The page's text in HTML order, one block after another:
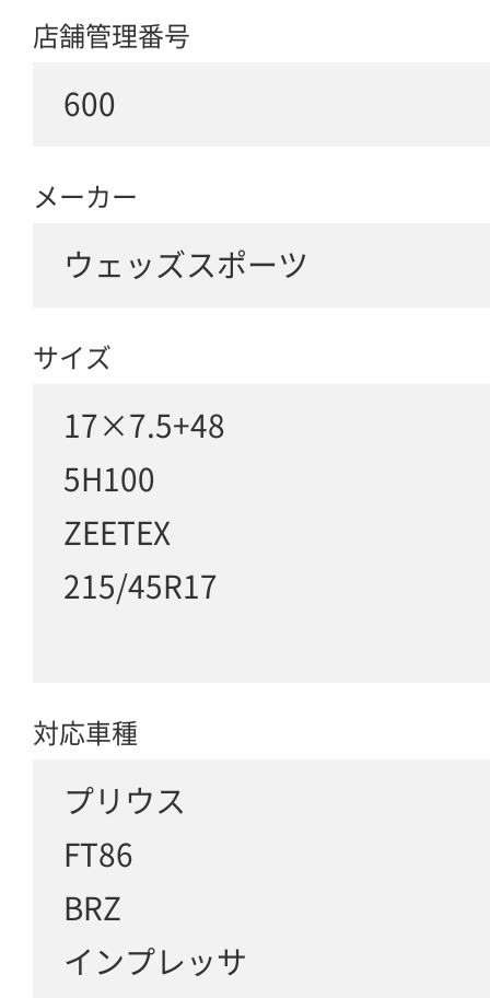
店舗管理番号
600
メーカー
ウェッズスポーツ
サイズ
17×7.5+48
5H100
ZEETEX
215/45R17
対応車種
プリウス
FT86
BRZ
インプレッサ